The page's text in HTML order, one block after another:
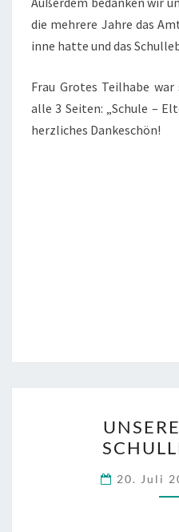
die mehrere Jahre das
inne hatte und das
Frau Grotes Teilhabe
alle 3 Seiten: „Schule –
herzliches Dankeschön!
20. Juli